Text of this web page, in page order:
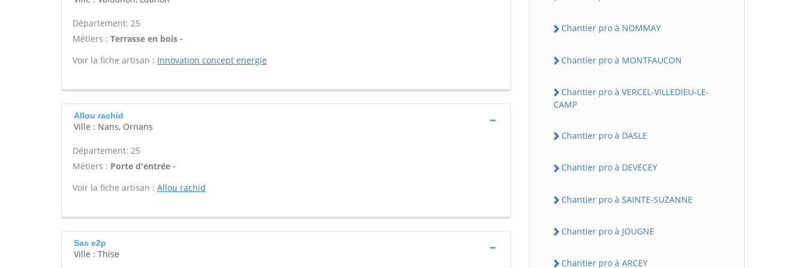
Département: 25
Métiers : Terrasse en bois -
Voir la fiche artisan : Innovation concept energie
Allou rachid
Ville : Nans, Ornans
Département: 25
Métiers : Porte d'entrée -
Voir la fiche artisan : Allou rachid
Sas e2p
Ville : Thise
Chantier pro à NOMMAY
Chantier pro à MONTFAUCON
Chantier pro à VERCEL-VILLEDIEU-LE-
CAMP
Chantier pro à DASLE
Chantier pro à DEVECEY
Chantier pro à SAINTE-SUZANNE
Chantier pro à JOUGNE
Chantier pro à ARCEY